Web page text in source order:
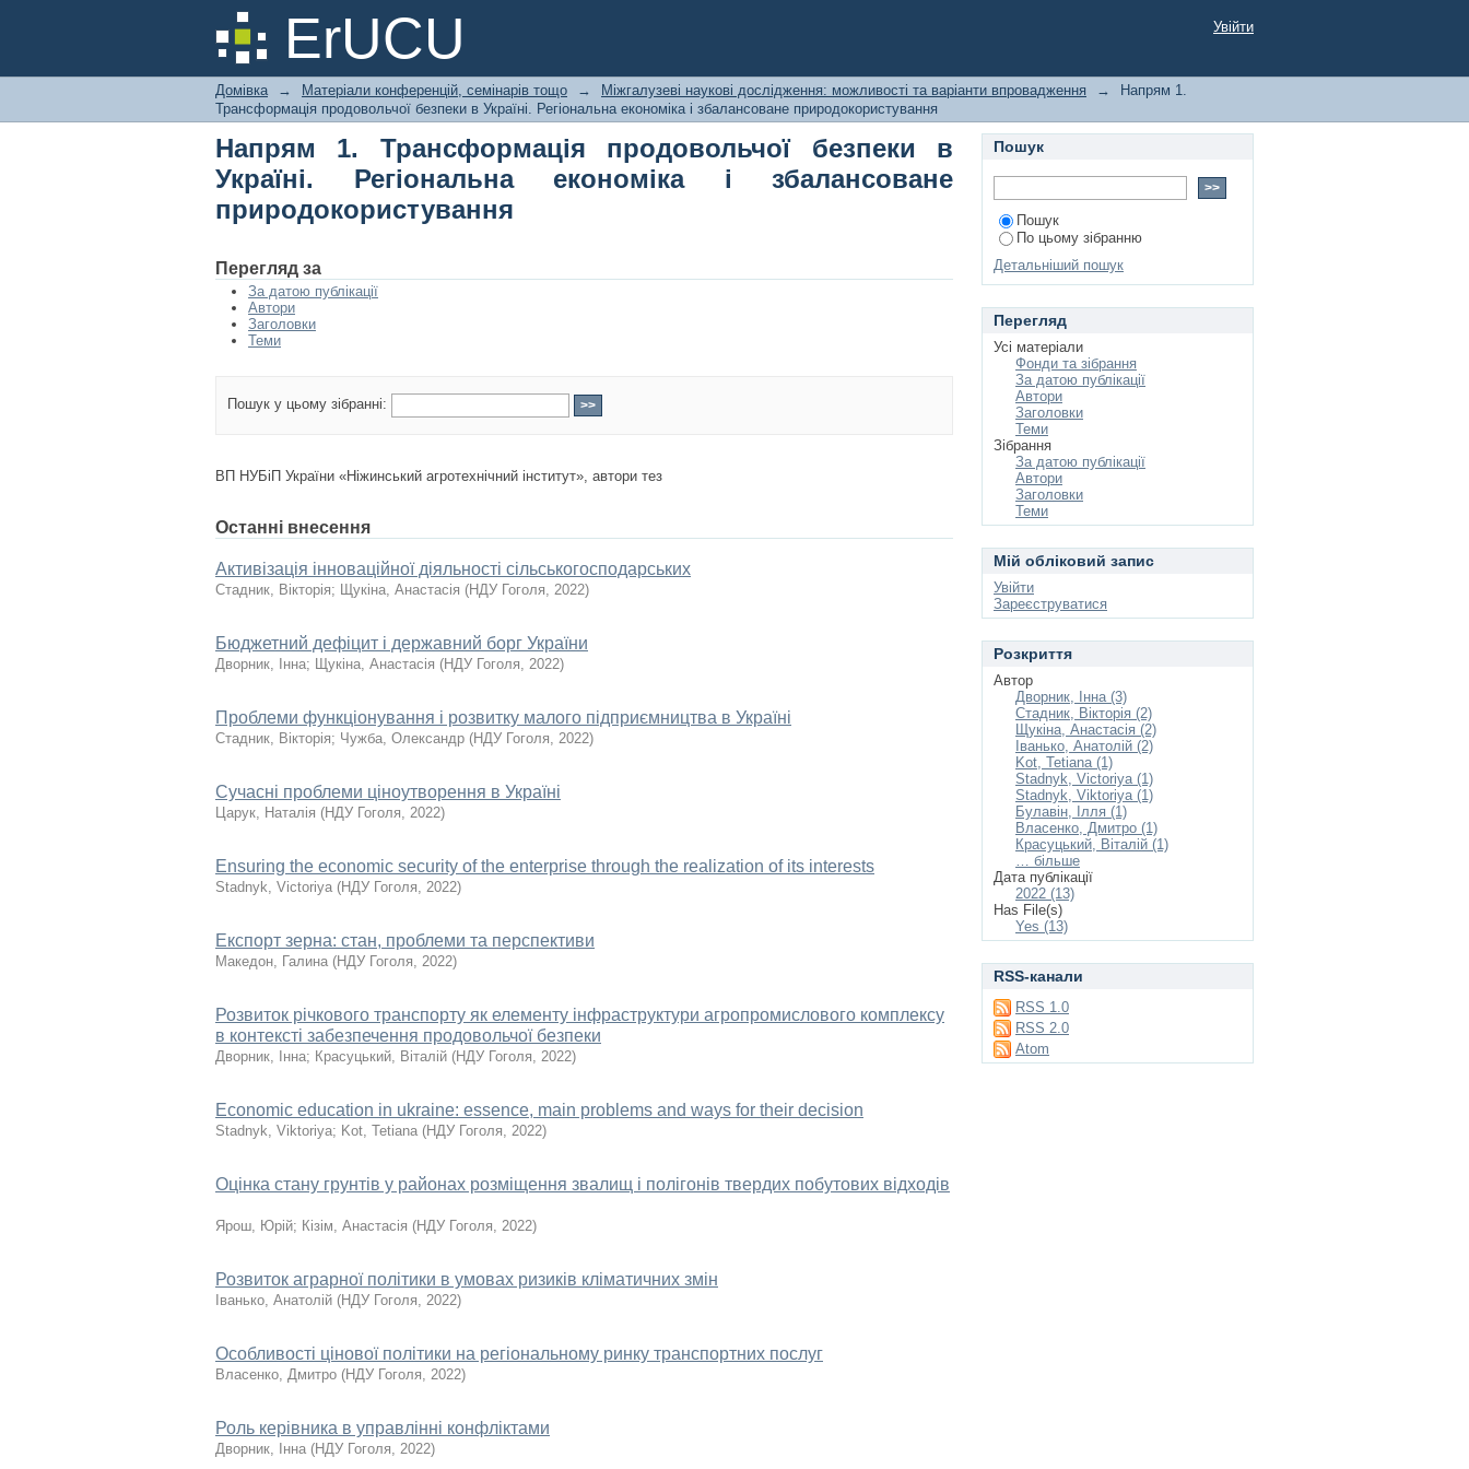
ErUCU
Напрям 1. Трансформація продовольчої безпеки в Україні. Регіональна
економіка і збалансоване природокористування
Увійти
Домівка → Матеріали конференцій, семінарів тощо → Міжгалузеві наукові дослідження: можливості та варіанти впровадження →
Напрям 1.
Трансформація продовольчої безпеки в Україні. Регіональна економіка і збалансоване природокористування
Напрям 1. Трансформація продовольчої безпеки в
Україні. Регіональна економіка і збалансоване
природокористування
Перегляд за
За датою публікації
Автори
Заголовки
Теми
Пошук у цьому зібранні:
ВП НУБіП України «Ніжинський агротехнічний інститут», автори тез
Останні внесення
Активізація інноваційної діяльності сільськогосподарських
Стадник, Вікторія; Щукіна, Анастасія (НДУ Гоголя, 2022)
Бюджетний дефіцит і державний борг України
Дворник, Інна; Щукіна, Анастасія (НДУ Гоголя, 2022)
Проблеми функціонування і розвитку малого підприємництва в Україні
Стадник, Вікторія; Чужба, Олександр (НДУ Гоголя, 2022)
Сучасні проблеми ціноутворення в Україні
Царук, Наталія (НДУ Гоголя, 2022)
Ensuring the economic security of the enterprise through the realization of its interests
Stadnyk, Victoriya (НДУ Гоголя, 2022)
Експорт зерна: стан, проблеми та перспективи
Македон, Галина (НДУ Гоголя, 2022)
Розвиток річкового транспорту як елементу інфраструктури агропромислового комплексу
в контексті забезпечення продовольчої безпеки
Дворник, Інна; Красуцький, Віталій (НДУ Гоголя, 2022)
Economic education in ukraine: essence, main problems and ways for their decision
Stadnyk, Viktoriya; Kot, Tetiana (НДУ Гоголя, 2022)
Оцінка стану грунтів у районах розміщення звалищ і полігонів твердих побутових відходів
Ярош, Юрій; Кізім, Анастасія (НДУ Гоголя, 2022)
Розвиток аграрної політики в умовах ризиків кліматичних змін
Іванько, Анатолій (НДУ Гоголя, 2022)
Особливості цінової політики на регіональному ринку транспортних послуг
Власенко, Дмитро (НДУ Гоголя, 2022)
Роль керівника в управлінні конфліктами
Дворник, Інна (НДУ Гоголя, 2022)
Пошук
Пошук
По цьому зібранню
Детальніший пошук
Перегляд
Усі матеріали
Фонди та зібрання
За датою публікації
Автори
Заголовки
Теми
Зібрання
За датою публікації
Автори
Заголовки
Теми
Мій обліковий запис
Увійти
Зареєструватися
Розкриття
Автор
Дворник, Інна (3)
Стадник, Вікторія (2)
Щукіна, Анастасія (2)
Іванько, Анатолій (2)
Kot, Tetiana (1)
Stadnyk, Victoriya (1)
Stadnyk, Viktoriya (1)
Булавін, Ілля (1)
Власенко, Дмитро (1)
Красуцький, Віталій (1)
… більше
Дата публікації
2022 (13)
Has File(s)
Yes (13)
RSS-канали
RSS 1.0
RSS 2.0
Atom